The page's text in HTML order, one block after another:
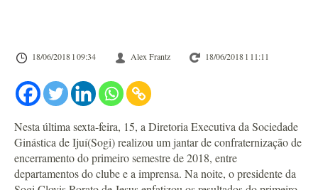
18/06/2018 l 09:34 Alex Frantz 18/06/2018 l 11:11
Nesta última sexta-feira, 15, a Diretoria Executiva da Sociedade
Ginástica de Ijuí(Sogi) realizou um jantar de confraternização de
encerramento do primeiro semestre de 2018, entre
departamentos do clube e a imprensa. Na noite, o presidente da